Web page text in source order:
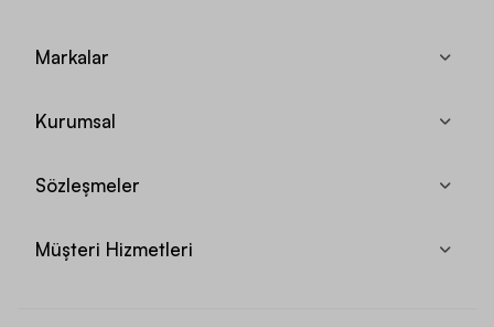
Markalar
Kurumsal
Sözleşmeler
Müşteri Hizmetleri